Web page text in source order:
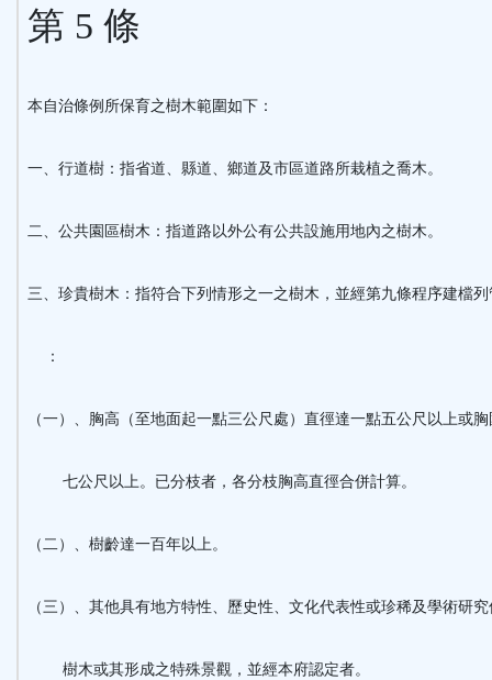
第 5 條
本自治條例所保育之樹木範圍如下：
一、行道樹：指省道、縣道、鄉道及市區道路所栽植之喬木。
二、公共園區樹木：指道路以外公有公共設施用地內之樹木。
三、珍貴樹木：指符合下列情形之一之樹木，並經第九條程序建檔列
：
（一）、胸高（至地面起一點三公尺處）直徑達一點五公尺以上或
七公尺以上。已分枝者，各分枝胸高直徑合併計算。
（二）、樹齡達一百年以上。
（三）、其他具有地方特性、歷史性、文化代表性或珍稀及學術研
樹木或其形成之特殊景觀，並經本府認定者。